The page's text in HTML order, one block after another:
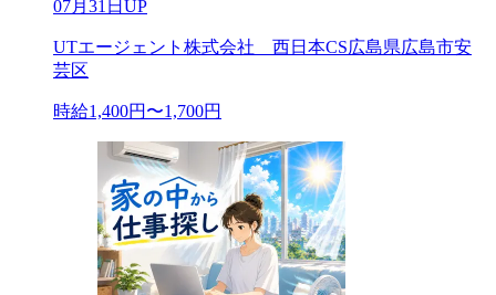
07月31日UP
UTエージェント株式会社 西日本CS広島県広島市安
芸区
時給1,400円〜1,700円